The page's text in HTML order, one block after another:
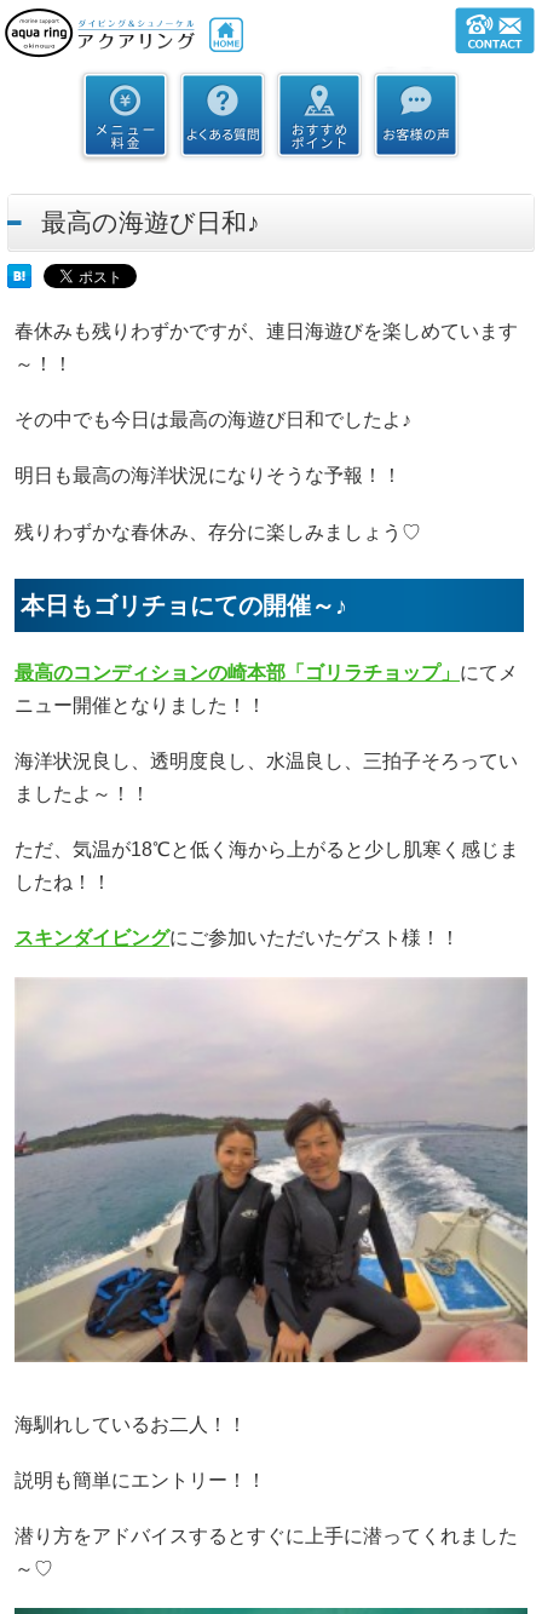
最高の海遊び日和♪
春休みも残りわずかですが、連日海遊びを楽しめています
～！！
その中でも今日は最高の海遊び日和でしたよ♪
明日も最高の海洋状況になりそうな予報！！
残りわずかな春休み、存分に楽しみましょう♡
本日もゴリチョにての開催～♪
最高のコンディションの崎本部「ゴリラチョップ」 にてメ
ニュー開催となりました！！
海洋状況良し、透明度良し、水温良し、三拍子そろってい
ましたよ～！！
ただ、気温が18℃と低く海から上がると少し肌寒く感じま
したね！！
スキンダイビングにご参加いただいたゲスト様！！
海馴れしているお二人！！
説明も簡単にエントリー！！
潜り方をアドバイスするとすぐに上手に潜ってくれました
～♡